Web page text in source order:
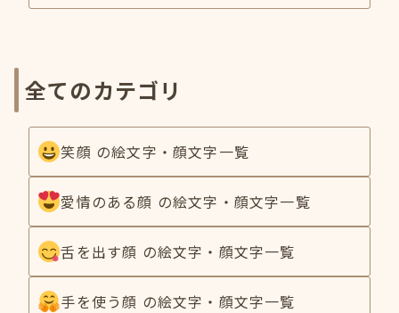
全てのカテゴリ
笑顔 の絵文字・顔文字一覧
愛情のある顔 の絵文字・顔文字一覧
舌を出す顔 の絵文字・顔文字一覧
手を使う顔 の絵文字・顔文字一覧